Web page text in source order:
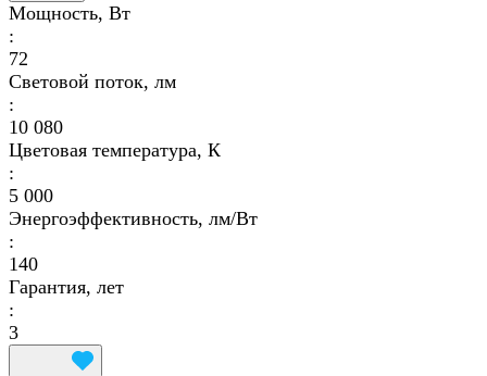
Мощность, Вт
:
72
Световой поток, лм
:
10 080
Цветовая температура, К
:
5 000
Энергоэффективность, лм/Вт
:
140
Гарантия, лет
:
3